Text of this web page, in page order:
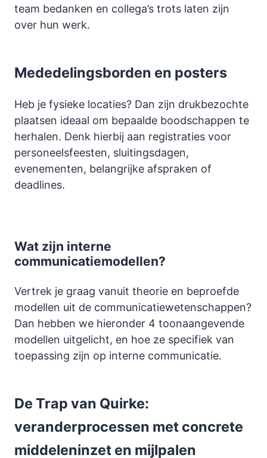
team bedanken en collega’s trots laten zijn
over hun werk.
Mededelingsborden en posters
Heb je fysieke locaties? Dan zijn drukbezochte
plaatsen ideaal om bepaalde boodschappen te
herhalen. Denk hierbij aan registraties voor
personeelsfeesten, sluitingsdagen,
evenementen, belangrijke afspraken of
deadlines.
Wat zijn interne
communicatiemodellen?
Vertrek je graag vanuit theorie en beproefde
modellen uit de communicatiewetenschappen?
Dan hebben we hieronder 4 toonaangevende
modellen uitgelicht, en hoe ze specifiek van
toepassing zijn op interne communicatie.
De Trap van Quirke:
veranderprocessen met concrete
middeleninzet en mijlpalen